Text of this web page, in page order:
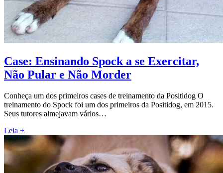
Case: Ensinando Spock a se Exercitar,
Não Pular e Não Morder
Conheça um dos primeiros cases de treinamento da Positidog O
treinamento do Spock foi um dos primeiros da Positidog, em 2015.
Seus tutores almejavam vários…
Leia +